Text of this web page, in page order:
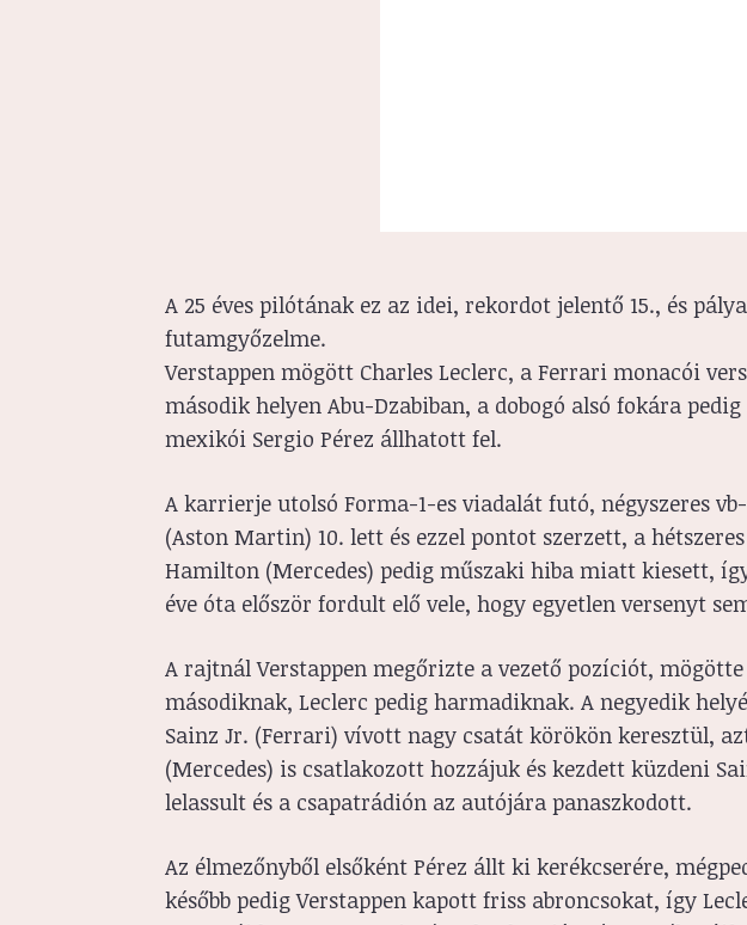
A 25 éves pilótának ez az idei, rekordot jelentő 15., és
futamgyőzelme.
Verstappen mögött Charles Leclerc, a Ferrari monacói
második helyen Abu-Dzabiban, a dobogó alsó fokára
mexikói Sergio Pérez állhatott fel.
A karrierje utolsó Forma-1-es viadalát futó, négyszeres
(Aston Martin) 10. lett és ezzel pontot szerzett, a
Hamilton (Mercedes) pedig műszaki hiba miatt kiesett,
éve óta először fordult elő vele, hogy egyetlen versenyt
A rajtnál Verstappen megőrizte a vezető pozíciót, mögötte
másodiknak, Leclerc pedig harmadiknak. A negyedik
Sainz Jr. (Ferrari) vívott nagy csatát körökön keresztül,
(Mercedes) is csatlakozott hozzájuk és kezdett küzdeni
lelassult és a csapatrádión az autójára panaszkodott.
Az élmezőnyből elsőként Pérez állt ki kerékcserére,
később pedig Verstappen kapott friss abroncsokat, így